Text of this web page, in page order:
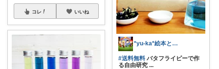
コレ いいね
*yu-ka*絵本とすきなものたち👑
#送料無料 バタフライピーで作
る自由研究 ...